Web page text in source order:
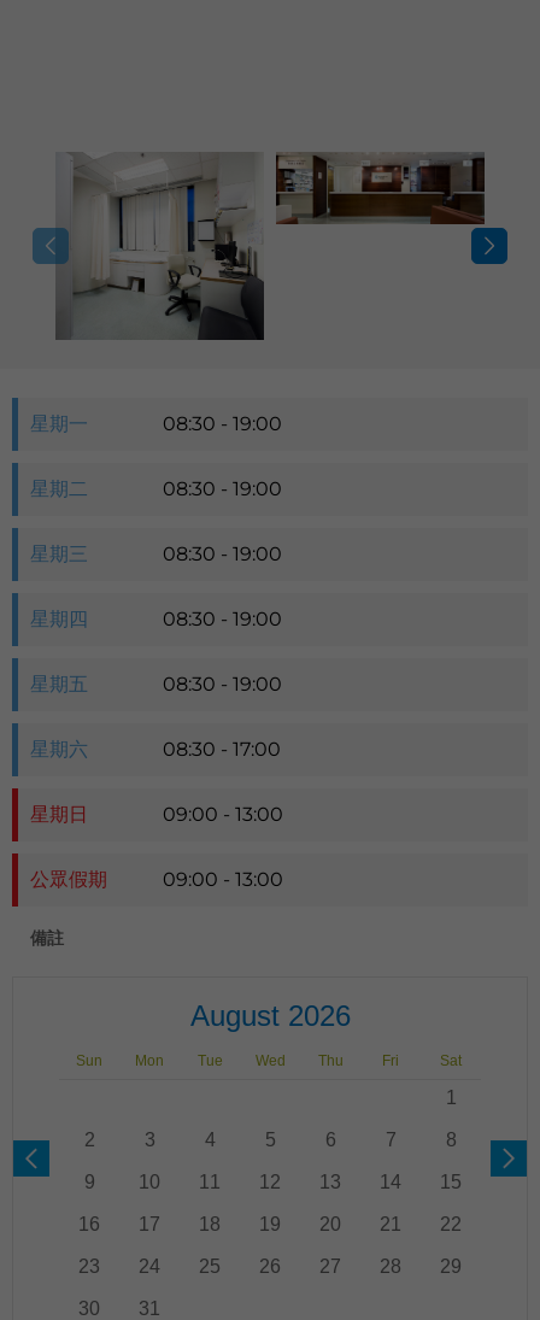
星期一 08:30 - 19:00
星期二 08:30 - 19:00
星期三 08:30 - 19:00
星期四 08:30 - 19:00
星期五 08:30 - 19:00
星期六 08:30 - 17:00
星期日 09:00 - 13:00
公眾假期 09:00 - 13:00
備註
August 2026
Sun Mon Tue Wed Thu Fri Sat
1
2 3 4 5 6 7 8
9 10 11 12 13 14 15
16 17 18 19 20 21 22
23 24 25 26 27 28 29
30 31